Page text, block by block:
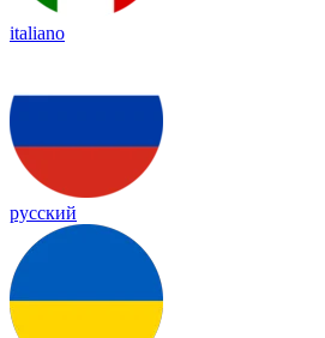
italiano
русский